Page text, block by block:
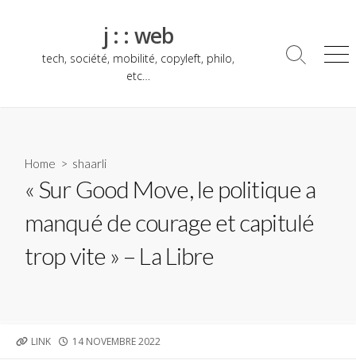
j : : web
tech, société, mobilité, copyleft, philo,
etc…
Search
Home > shaarli
« Sur Good Move, le politique a
manqué de courage et capitulé
trop vite » – La Libre
LINK
PUBLISHED
14 NOVEMBRE 2022